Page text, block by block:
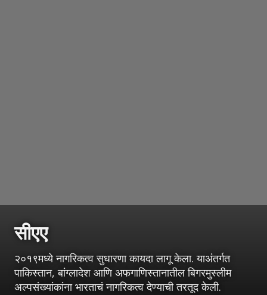
सीएए
२०१९मध्ये नागरिकत्व सुधारणा कायदा लागू केला. याअंतर्गत
पाकिस्तान, बांग्लादेश आणि अफगाणिस्तानातील बिगरमुस्लीम
अल्पसंख्यांकांना भारताचं नागरिकत्व देण्याची तरतूद केली.